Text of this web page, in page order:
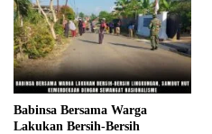
Babinsa Bersama Warga
Lakukan Bersih-Bersih